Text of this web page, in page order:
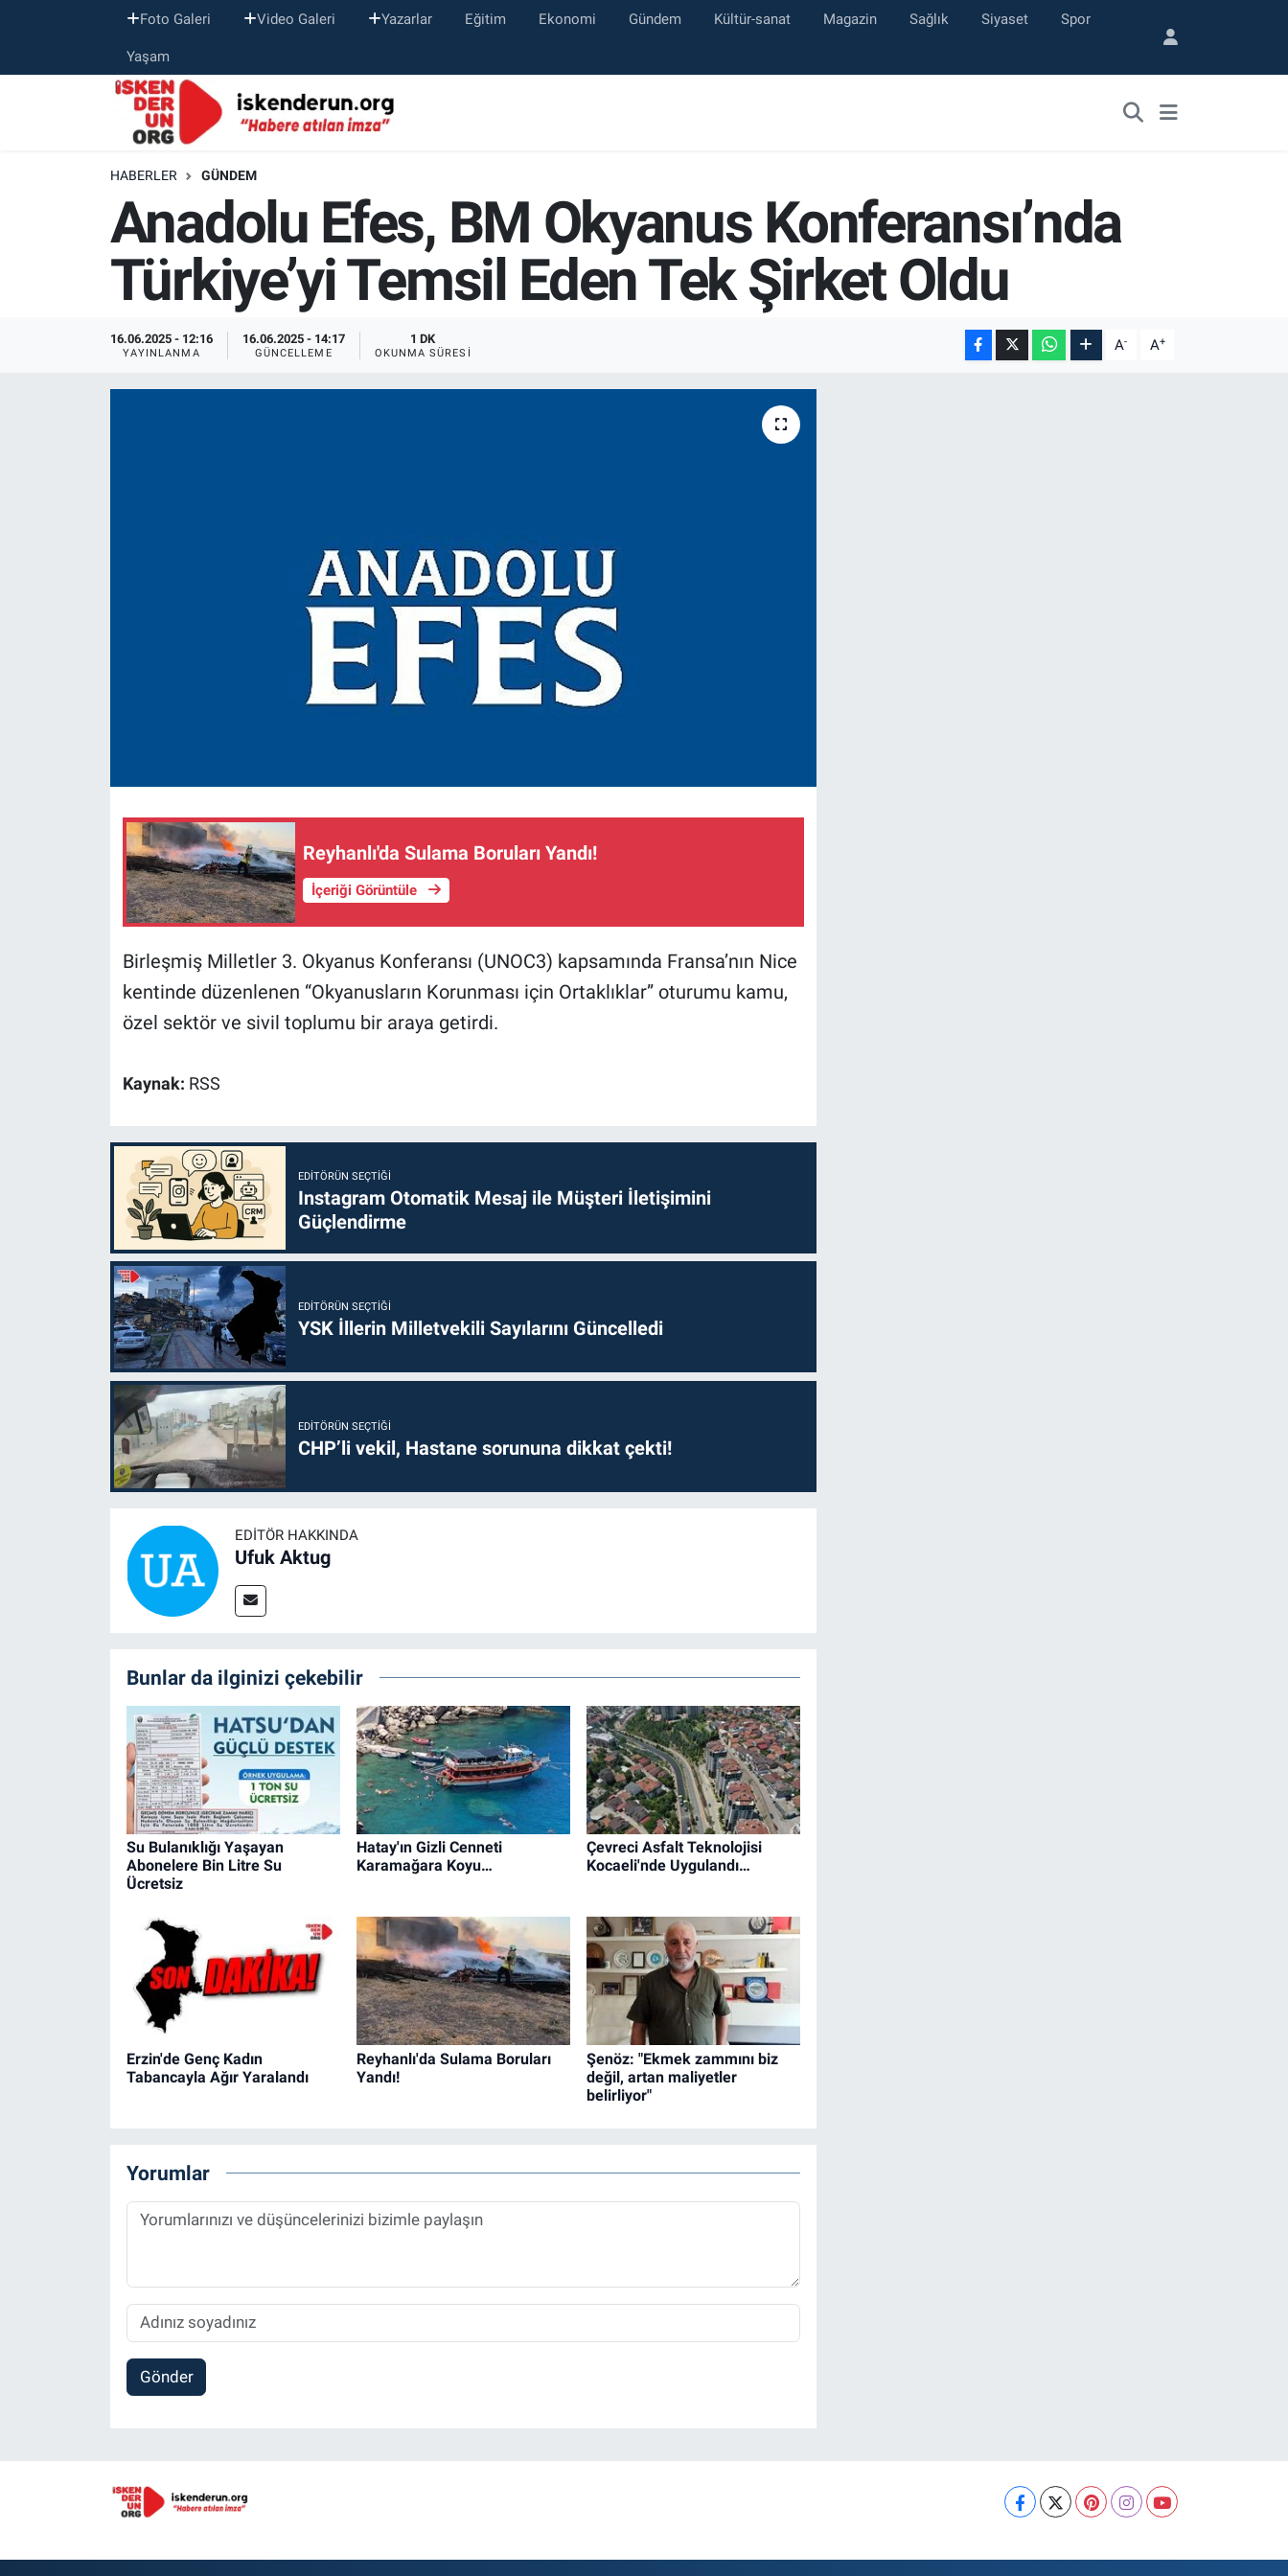
Foto Galeri Video Galeri Yazarlar Eğitim Ekonomi Gündem Kültür-sanat Magazin Sağlık Siyaset Spor
Yaşam
HABERLER GÜNDEM
Anadolu Efes, BM Okyanus Konferansı’nda
Türkiye’yi Temsil Eden Tek Şirket Oldu
16.06.2025 - 12:16
YAYINLANMA
16.06.2025 - 14:17
GÜNCELLEME
1 DK
OKUNMA SÜRESI A- A+
Reyhanlı'da Sulama Boruları Yandı!
İçeriği Görüntüle
Birleşmiş Milletler 3. Okyanus Konferansı (UNOC3) kapsamında Fransa’nın Nice
kentinde düzenlenen “Okyanusların Korunması için Ortaklıklar” oturumu kamu,
özel sektör ve sivil toplumu bir araya getirdi.
Kaynak: RSS
EDITÖRÜN SEÇTIĞI
Instagram Otomatik Mesaj ile Müşteri İletişimini
Güçlendirme
EDITÖRÜN SEÇTIĞI
YSK İllerin Milletvekili Sayılarını Güncelledi
EDITÖRÜN SEÇTIĞI
CHP’li vekil, Hastane sorununa dikkat çekti!
EDITÖR HAKKINDA
Ufuk Aktug
Bunlar da ilginizi çekebilir
Su Bulanıklığı Yaşayan
Abonelere Bin Litre Su
Ücretsiz
Hatay'ın Gizli Cenneti
Karamağara Koyu…
Çevreci Asfalt Teknolojisi
Kocaeli'nde Uygulandı…
Erzin'de Genç Kadın
Tabancayla Ağır Yaralandı
Reyhanlı'da Sulama Boruları
Yandı!
Şenöz: "Ekmek zammını biz
değil, artan maliyetler
belirliyor"
Yorumlar
Gönder